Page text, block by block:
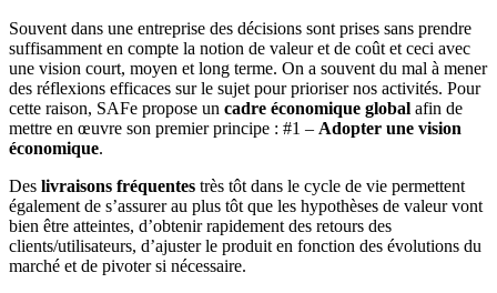
Souvent dans une entreprise des décisions sont prises sans prendre
suffisamment en compte la notion de valeur et de coût et ceci avec
une vision court, moyen et long terme. On a souvent du mal à mener
des réflexions efficaces sur le sujet pour prioriser nos activités. Pour
cette raison, SAFe propose un cadre économique global afin de
mettre en œuvre son premier principe : #1 – Adopter une vision
économique.
Des livraisons fréquentes très tôt dans le cycle de vie permettent
également de s’assurer au plus tôt que les hypothèses de valeur vont
bien être atteintes, d’obtenir rapidement des retours des
clients/utilisateurs, d’ajuster le produit en fonction des évolutions du
marché et de pivoter si nécessaire.